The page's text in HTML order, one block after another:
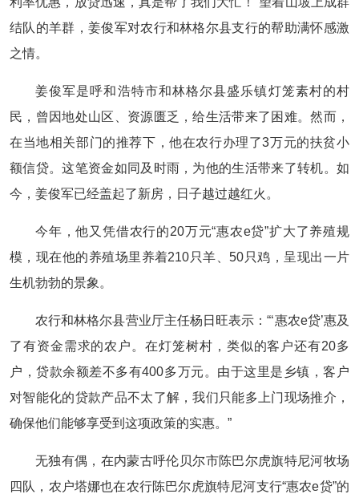
结队的羊群，姜俊军对农行和林格尔县支行的帮助满怀感激
之情。
姜俊军是呼和浩特市和林格尔县盛乐镇灯笼素村的村
民，曾因地处山区、资源匮乏，给生活带来了困难。然而，
在当地相关部门的推荐下，他在农行办理了3万元的扶贫小
额信贷。这笔资金如同及时雨，为他的生活带来了转机。如
今，姜俊军已经盖起了新房，日子越过越红火。
今年，他又凭借农行的20万元“惠农e贷”扩大了养殖规
模，现在他的养殖场里养着210只羊、50只鸡，呈现出一片
生机勃勃的景象。
农行和林格尔县营业厅主任杨日旺表示：“‘惠农e贷’惠及
了有资金需求的农户。在灯笼树村，类似的客户还有20多
户，贷款余额差不多有400多万元。由于这里是乡镇，客户
对智能化的贷款产品不太了解，我们只能多上门现场推介，
确保他们能够享受到这项政策的实惠。”
无独有偶，在内蒙古呼伦贝尔市陈巴尔虎旗特尼河牧场
四队，农户塔娜也在农行陈巴尔虎旗特尼河支行“惠农e贷”的